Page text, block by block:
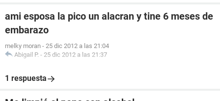
ami esposa la pico un alacran y tine 6 meses de
embarazo
melky moran - 25 dic 2012 a las 21:04
Abigail P. - 25 dic 2012 a las 21:37
1 respuesta